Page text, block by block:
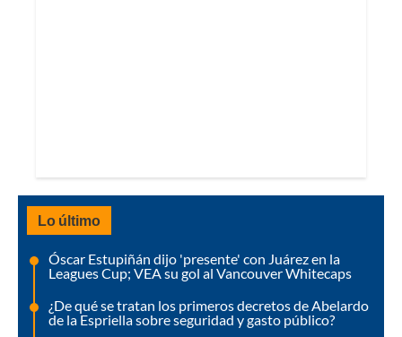
Lo último
Óscar Estupiñán dijo 'presente' con Juárez en la
Leagues Cup; VEA su gol al Vancouver Whitecaps
¿De qué se tratan los primeros decretos de Abelardo
de la Espriella sobre seguridad y gasto público?